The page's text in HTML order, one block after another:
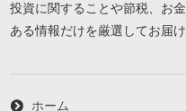
投資に関することや節税、お
ある情報だけを厳選してお届け
ホーム